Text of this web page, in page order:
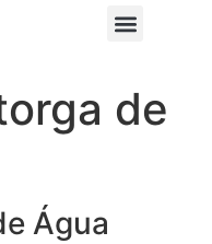
de
Água